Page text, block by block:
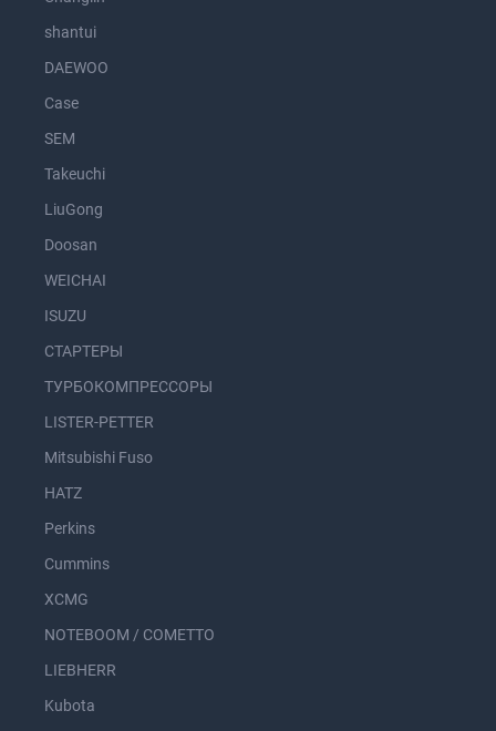
shantui
DAEWOO
Case
SEM
Takeuchi
LiuGong
Doosan
WEICHAI
ISUZU
СТАРТЕРЫ
ТУРБОКОМПРЕССОРЫ
LISTER-PETTER
Mitsubishi Fuso
HATZ
Perkins
Cummins
XCMG
NOTEBOOM / COMETTO
LIEBHERR
Kubota